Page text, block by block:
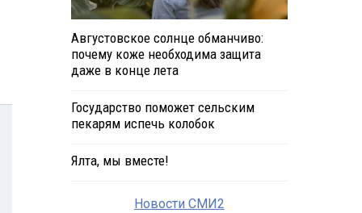
Августовское солнце обманчиво:
почему коже необходима защита
даже в конце лета
Государство поможет сельским
пекарям испечь колобок
Ялта, мы вместе!
Новости СМИ2